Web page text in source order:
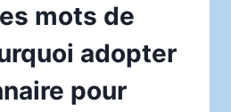
mots de
adopter
pour